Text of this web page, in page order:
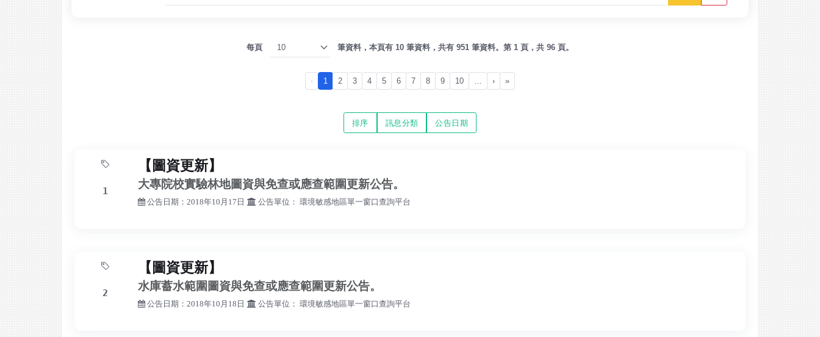
每頁 筆資料，本頁有 10 筆資料，共有 951 筆資料。第 1 頁，共 96 頁。
‹ 1 2 3 4 5 6 7 8 9 10 … › »
排序 訊息分類 公告日期
1
【圖資更新】
大專院校實驗林地圖資與免查或應查範圍更新公告。
公告日期：2018年10月17日 公告單位： 環境敏感地區單一窗口查詢平台
2
【圖資更新】
水庫蓄水範圍圖資與免查或應查範圍更新公告。
公告日期：2018年10月18日 公告單位： 環境敏感地區單一窗口查詢平台